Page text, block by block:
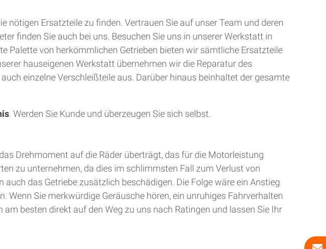
nötigen Ersatzteile zu finden. Vertrauen Sie auf unser Team und deren
finden Sie auch bei uns. Besuchen Sie uns in unserer Werkstatt in
Palette von herkömmlichen Getrieben bieten wir sämtliche Ersatzteile
hauseigenen Werkstatt übernehmen wir die Reparatur des
einzelne Verschleißteile aus. Darüber hinaus beinhaltet der gesamte
. Werden Sie Kunde und überzeugen Sie sich selbst.
Drehmoment auf die Räder überträgt, das für die Motorleistung
zu unternehmen, da dies im schlimmsten Fall zum Verlust von
das Getriebe zusätzlich beschädigen. Die Folge wäre ein Anstieg
Sie merkwürdige Geräusche hören, ein unruhiges Fahrverhalten
besten direkt auf den Weg zu uns nach Ratingen und lassen Sie Ihr